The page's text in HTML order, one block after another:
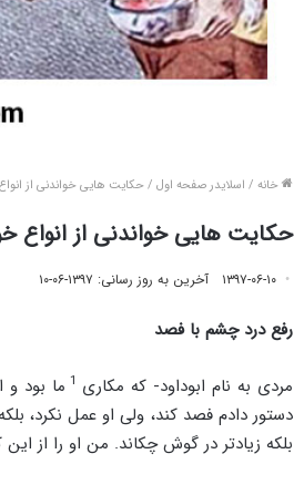
خانه / اسلایدر صفحه اول /حکایت هایی خواندنی از
حکایت هایی خواندنی از
۱۳۹۷-۰۶-۱۰ آخرین به روز رسانی: ۱۳۹۷-۰۶-۱۰
رفع درد چشم با فصد
مردی به نام ابوداود- که مکاری 1 ما بود و
دستور دادم فصد کند، ولی او عمل نکرد،
بلکه زیادتر در گوش چکاند. من او را از